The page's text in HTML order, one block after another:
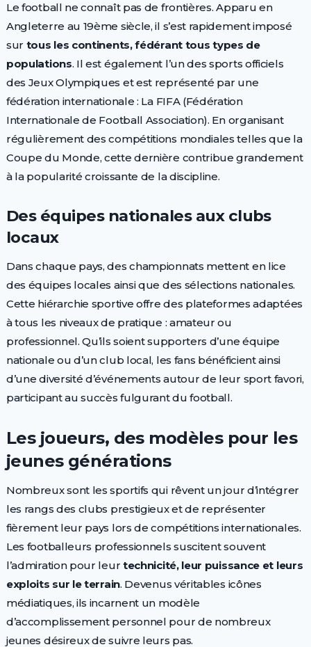
Le football ne connaît pas de frontières. Apparu en
Angleterre au 19ème siècle, il s’est rapidement imposé
sur tous les continents, fédérant tous types de
populations. Il est également l’un des sports officiels
des Jeux Olympiques et est représenté par une
fédération internationale : La FIFA (Fédération
Internationale de Football Association). En organisant
régulièrement des compétitions mondiales telles que la
Coupe du Monde, cette dernière contribue grandement
à la popularité croissante de la discipline.
Des équipes nationales aux clubs
locaux
Dans chaque pays, des championnats mettent en lice
des équipes locales ainsi que des sélections nationales.
Cette hiérarchie sportive offre des plateformes adaptées
à tous les niveaux de pratique : amateur ou
professionnel. Qu’ils soient supporters d’une équipe
nationale ou d’un club local, les fans bénéficient ainsi
d’une diversité d’événements autour de leur sport favori,
participant au succès fulgurant du football.
Les joueurs, des modèles pour les
jeunes générations
Nombreux sont les sportifs qui rêvent un jour d’intégrer
les rangs des clubs prestigieux et de représenter
fièrement leur pays lors de compétitions internationales.
Les footballeurs professionnels suscitent souvent
l’admiration pour leur technicité, leur puissance et leurs
exploits sur le terrain. Devenus véritables icônes
médiatiques, ils incarnent un modèle
d’accomplissement personnel pour de nombreux
jeunes désireux de suivre leurs pas.